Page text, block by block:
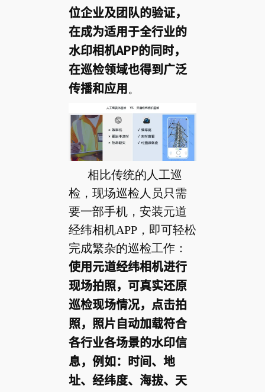
位企业及团队的验证，
在成为适用于全行业的
水印相机APP的同时，
在巡检领域也得到广泛
传播和应用 。
相比传统的人工巡
检，现场巡检人员只需
要一部手机，安装元道
经纬相机APP，即可轻松
完成繁杂的巡检工作：
使用元道经纬相机进行
现场拍照，可真实还原
巡检现场情况，点击拍
照，照片自动加载符合
各行业各场景的水印信
息，例如：时间、地
址、经纬度、海拔、天